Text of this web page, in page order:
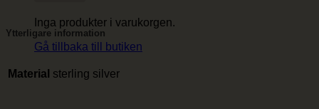
Inga produkter i varukorgen.
Gå tillbaka till butiken
Ytterligare information
Material sterling silver